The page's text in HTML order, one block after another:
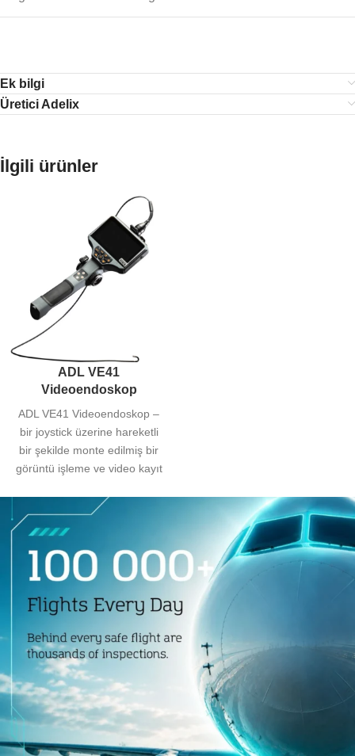
Ek bilgi
Üretici Adelix
İlgili ürünler
ADL VE41
Videoendoskop
ADL VE41 Videoendoskop –
bir joystick üzerine hareketli
bir şekilde monte edilmiş bir
görüntü işleme ve video kayıt
kontrollü bir endoskop.